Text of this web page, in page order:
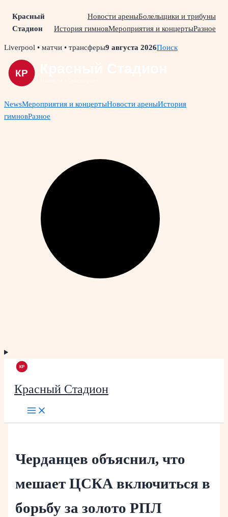
Красный
Стадион
Новости ареныБолельщики и трибуны
История гимновМероприятия и концертыРазное
Skip
content
Liverpool • матчи • трансферы9 августа 2026Поиск
NewsМероприятия и концертыНовости ареныИстория
гимновРазное
Красный Стадион
Черданцев объяснил, что
мешает ЦСКА включиться в
борьбу за золото РПЛ